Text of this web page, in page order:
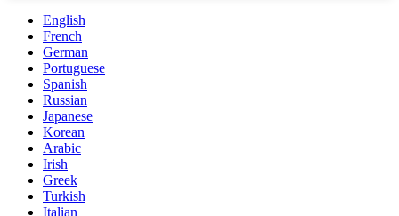
English
French
German
Portuguese
Spanish
Russian
Japanese
Korean
Arabic
Irish
Greek
Turkish
Italian